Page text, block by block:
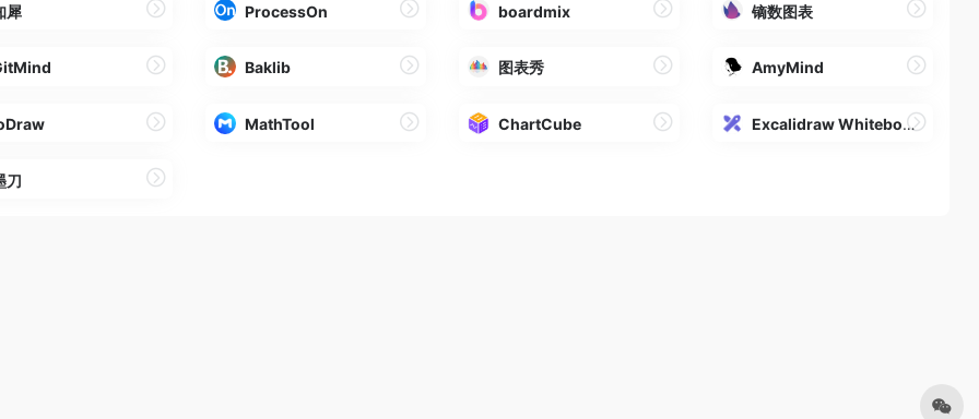
犀 ProcessOn boardmix 镝数图表
Baklib 图表秀 AmyMind
MathTool ChartCube Excalidraw Whiteboard
刀